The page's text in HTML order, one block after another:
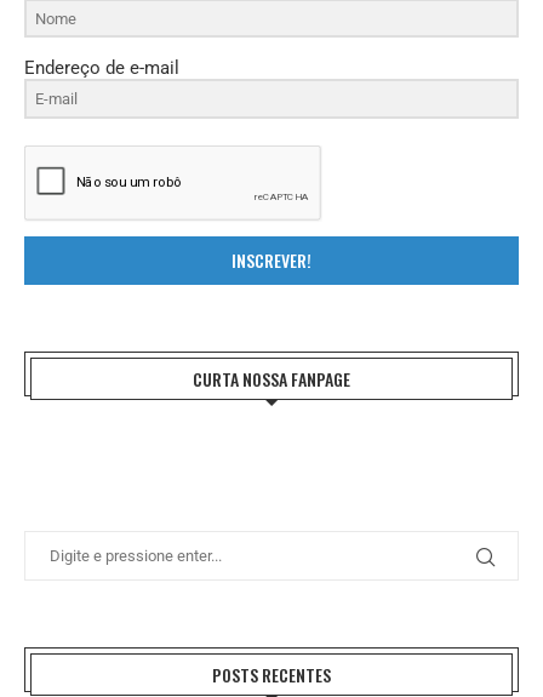
Endereço de e-mail
INSCREVER!
CURTA NOSSA FANPAGE
POSTS RECENTES